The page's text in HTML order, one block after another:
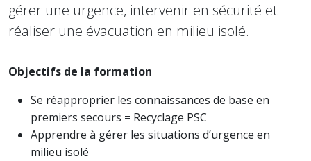
gérer une urgence, intervenir en sécurité et
réaliser une évacuation en milieu isolé.
Objectifs de la formation
Se réapproprier les connaissances de base en
premiers secours = Recyclage PSC
Apprendre à gérer les situations d’urgence en
milieu isolé